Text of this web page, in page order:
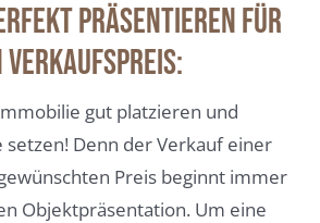
präsentieren für
Verkaufspreis:
gut platzieren und
setzen! Denn der Verkauf einer
Preis beginnt immer
Objektpräsentation. Um eine